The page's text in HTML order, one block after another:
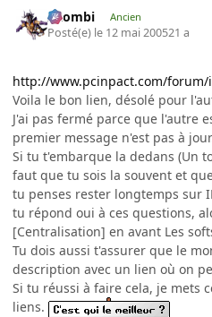
XZombi Ancien
Posté(e) le 12 mai 200521 a
http://www.pcinpact.com/forum/
Voila le bon lien, désolé pour
J'ai pas fermé parce que l'autre
premier message n'est pas à
Si tu t'embarque la dedans (Un
faut que tu sois la souvent et
tu penses rester longtemps sur
tu répond oui à ces questions,
[Centralisation] en avant Les
Tu dois aussi t'assurer que le
description avec un lien où on
Si tu réussi à faire cela, je mets
liens.